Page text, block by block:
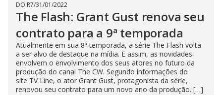
DO R7/31/01/2022
The Flash: Grant Gust renova seu
contrato para a 9ª temporada
Atualmente em sua 8ª temporada, a série The Flash volta
a ser alvo de destaque na mídia. E assim, as novidades
envolvem o envolvimento dos seus atores no futuro da
produção do canal The CW. Segundo informações do
site TV Line, o ator Grant Gust, protagonista da série,
renovou seu contrato para um novo ano da produção. […]